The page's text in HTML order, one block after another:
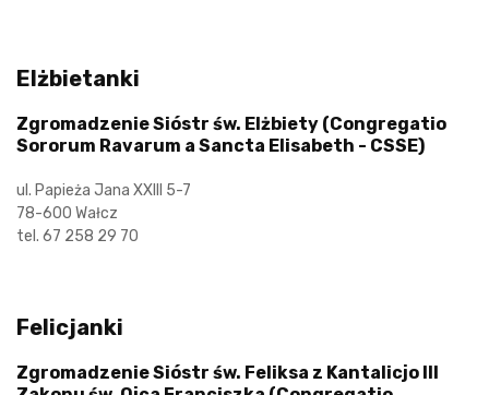
Elżbietanki
Zgromadzenie Sióstr św. Elżbiety (Congregatio
Sororum Ravarum a Sancta Elisabeth - CSSE)
ul. Papieża Jana XXIII 5-7
78-600 Wałcz
tel. 67 258 29 70
Felicjanki
Zgromadzenie Sióstr św. Feliksa z Kantalicjo III